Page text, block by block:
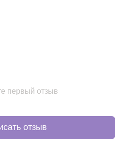
первый отзыв
отзыв